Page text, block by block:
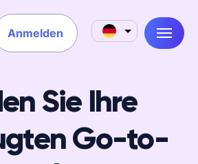
Anmelden
Sie Ihre
Go-to-